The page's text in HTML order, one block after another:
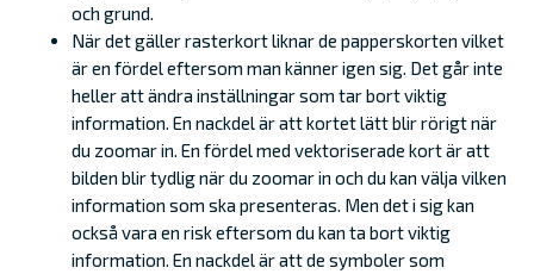
och grund.
När det gäller rasterkort liknar de papperskorten vilket
är en fördel eftersom man känner igen sig. Det går inte
heller att ändra inställningar som tar bort viktig
information. En nackdel är att kortet lätt blir rörigt när
du zoomar in. En fördel med vektoriserade kort är att
bilden blir tydlig när du zoomar in och du kan välja vilken
information som ska presenteras. Men det i sig kan
också vara en risk eftersom du kan ta bort viktig
information. En nackdel är att de symboler som